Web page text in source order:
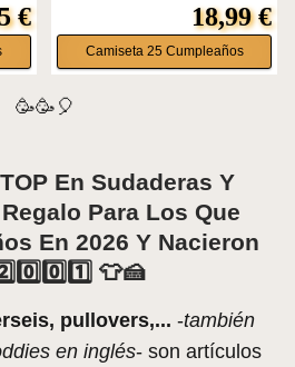
€ 18,99 €
Camiseta 25 Cumpleaños
🥳🥳🎈
En Sudaderas Y
Para Los Que
En 2026 Y Nacieron
👕🍰
pullovers,... -también
en inglés- son artículos